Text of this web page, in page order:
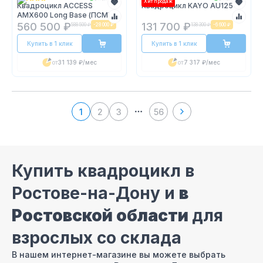
Квадроцикл ACCESS
AMX600 Long Base (ПСМ)
560 500 ₽588 500 ₽ -28 000 ₽
Купить в 1 клик
от31 139 ₽/мес
Хит продаж
Квадроцикл KAYO AU125
131 700 ₽138 300 ₽ -6 600 ₽
Купить в 1 клик
от7 317 ₽/мес
1 2 3
More pages
56
Купить квадроцикл в
Ростове-на-Дону и в
Ростовской области для
взрослых со склада
В нашем интернет-магазине вы можете выбрать